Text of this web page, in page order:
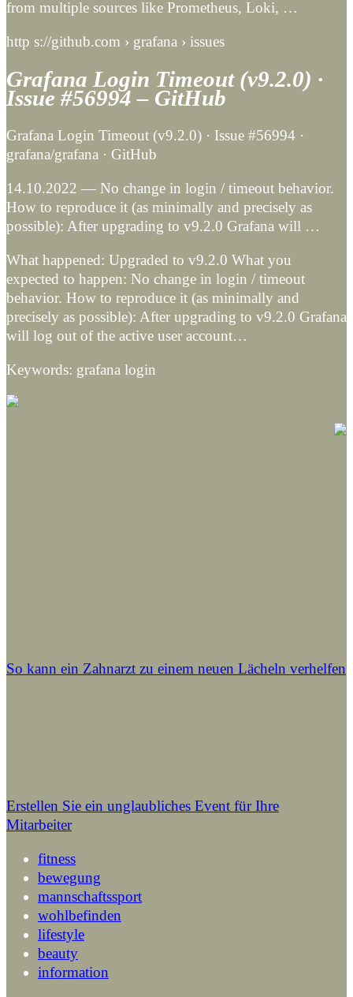
from multiple sources like Prometheus, Loki, …
http s://github.com › grafana › issues
Grafana Login Timeout (v9.2.0) ·
Issue #56994 – GitHub
Grafana Login Timeout (v9.2.0) · Issue #56994 ·
grafana/grafana · GitHub
14.10.2022 — No change in login / timeout behavior.
How to reproduce it (as minimally and precisely as
possible): After upgrading to v9.2.0 Grafana will …
What happened: Upgraded to v9.2.0 What you
expected to happen: No change in login / timeout
behavior. How to reproduce it (as minimally and
precisely as possible): After upgrading to v9.2.0 Grafana
will log out of the active user account…
Keywords: grafana login
So kann ein Zahnarzt zu einem neuen Lächeln verhelfen
Erstellen Sie ein unglaubliches Event für Ihre
Mitarbeiter
fitness
bewegung
mannschaftssport
wohlbefinden
lifestyle
beauty
information